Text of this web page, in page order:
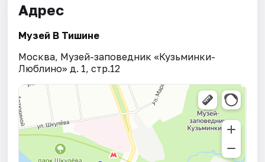
Адрес
Музей В Тишине
Москва, Музей-заповедник «Кузьминки-
Люблино» д. 1, стр.12